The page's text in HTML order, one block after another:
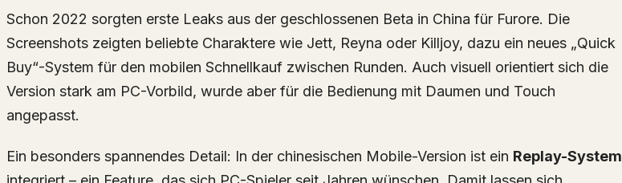
Schon 2022 sorgten erste Leaks aus der geschlossenen Beta in China für Furore. Die
Screenshots zeigten beliebte Charaktere wie Jett, Reyna oder Killjoy, dazu ein neues „Quick
Buy“-System für den mobilen Schnellkauf zwischen Runden. Auch visuell orientiert sich die
Version stark am PC-Vorbild, wurde aber für die Bedienung mit Daumen und Touch
angepasst.
Ein besonders spannendes Detail: In der chinesischen Mobile-Version ist ein Replay-System